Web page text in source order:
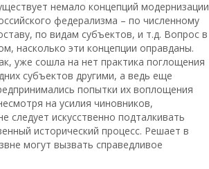
немало концепций модернизации
федерализма – по численному
по видам субъектов, и т.д. Вопрос в
насколько эти концепции оправданы.
уже сошла на нет практика поглощения
субъектов другими, а ведь еще
попытки их воплощения
на усилия чиновников,
следует искусственно подталкивать
исторический процесс. Решает в
могут вызвать справедливое